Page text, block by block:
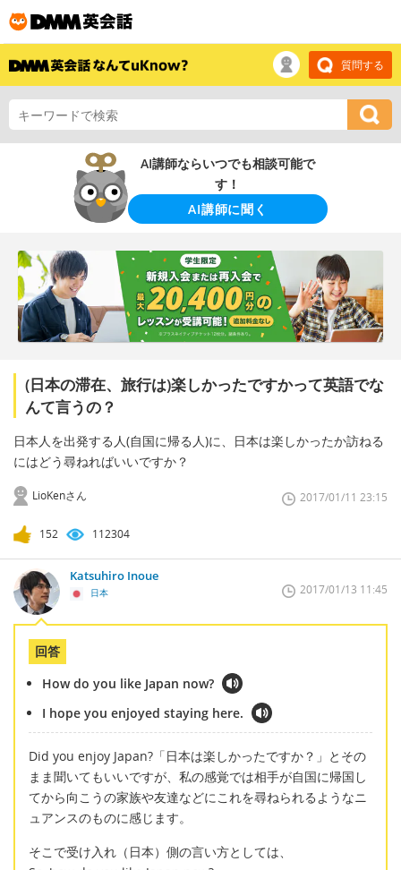
質問する
AI講師ならいつでも相談可能で
す！
AI講師に聞く
(日本の滞在、旅行は)楽しかったですかって英語でな
んて言うの？
日本人を出発する人(自国に帰る人)に、日本は楽しかったか訪ねる
にはどう尋ねればいいですか？
LioKenさん 2017/01/11 23:15
152 112304
Katsuhiro Inoue
日本 2017/01/13 11:45
回答
How do you like Japan now?
I hope you enjoyed staying here.
Did you enjoy Japan?「日本は楽しかったですか？」とその
まま聞いてもいいですが、私の感覚では相手が自国に帰国し
てから向こうの家族や友達などにこれを尋ねられるようなニ
ュアンスのものに感じます。
そこで受け入れ（日本）側の言い方としては、